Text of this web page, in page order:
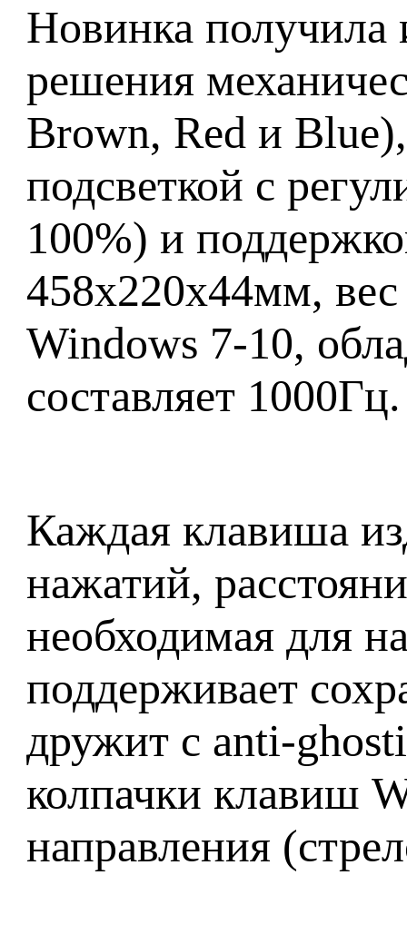
Новинка
решения
Brown, Red и
подсветкой с
100%) и
458x220x44мм, вес
Windows 7-10,
составляет 1000Гц.
Каждая клавиша
нажатий,
необходимая для
поддерживает
дружит с anti-
колпачки клавиш
направления